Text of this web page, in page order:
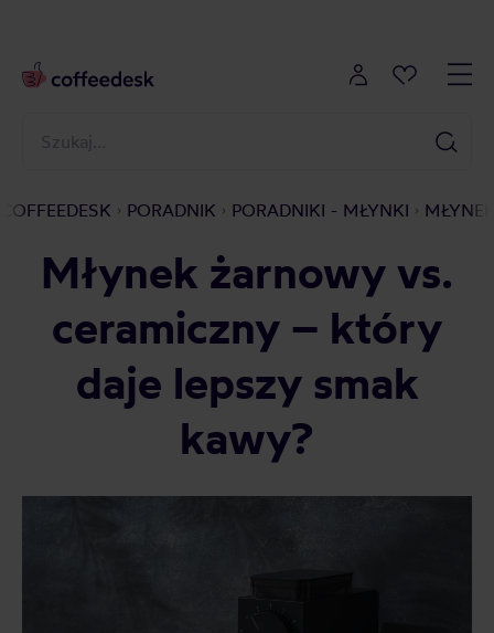
COFFEEDESK PORADNIK PORADNIKI - MŁYNKI
Młynek żarnowy vs.
ceramiczny – który
daje lepszy smak
kawy?